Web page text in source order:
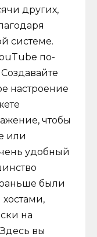
других,
системе.
по-
настроение
чтобы
или
удобный
были
на
вы